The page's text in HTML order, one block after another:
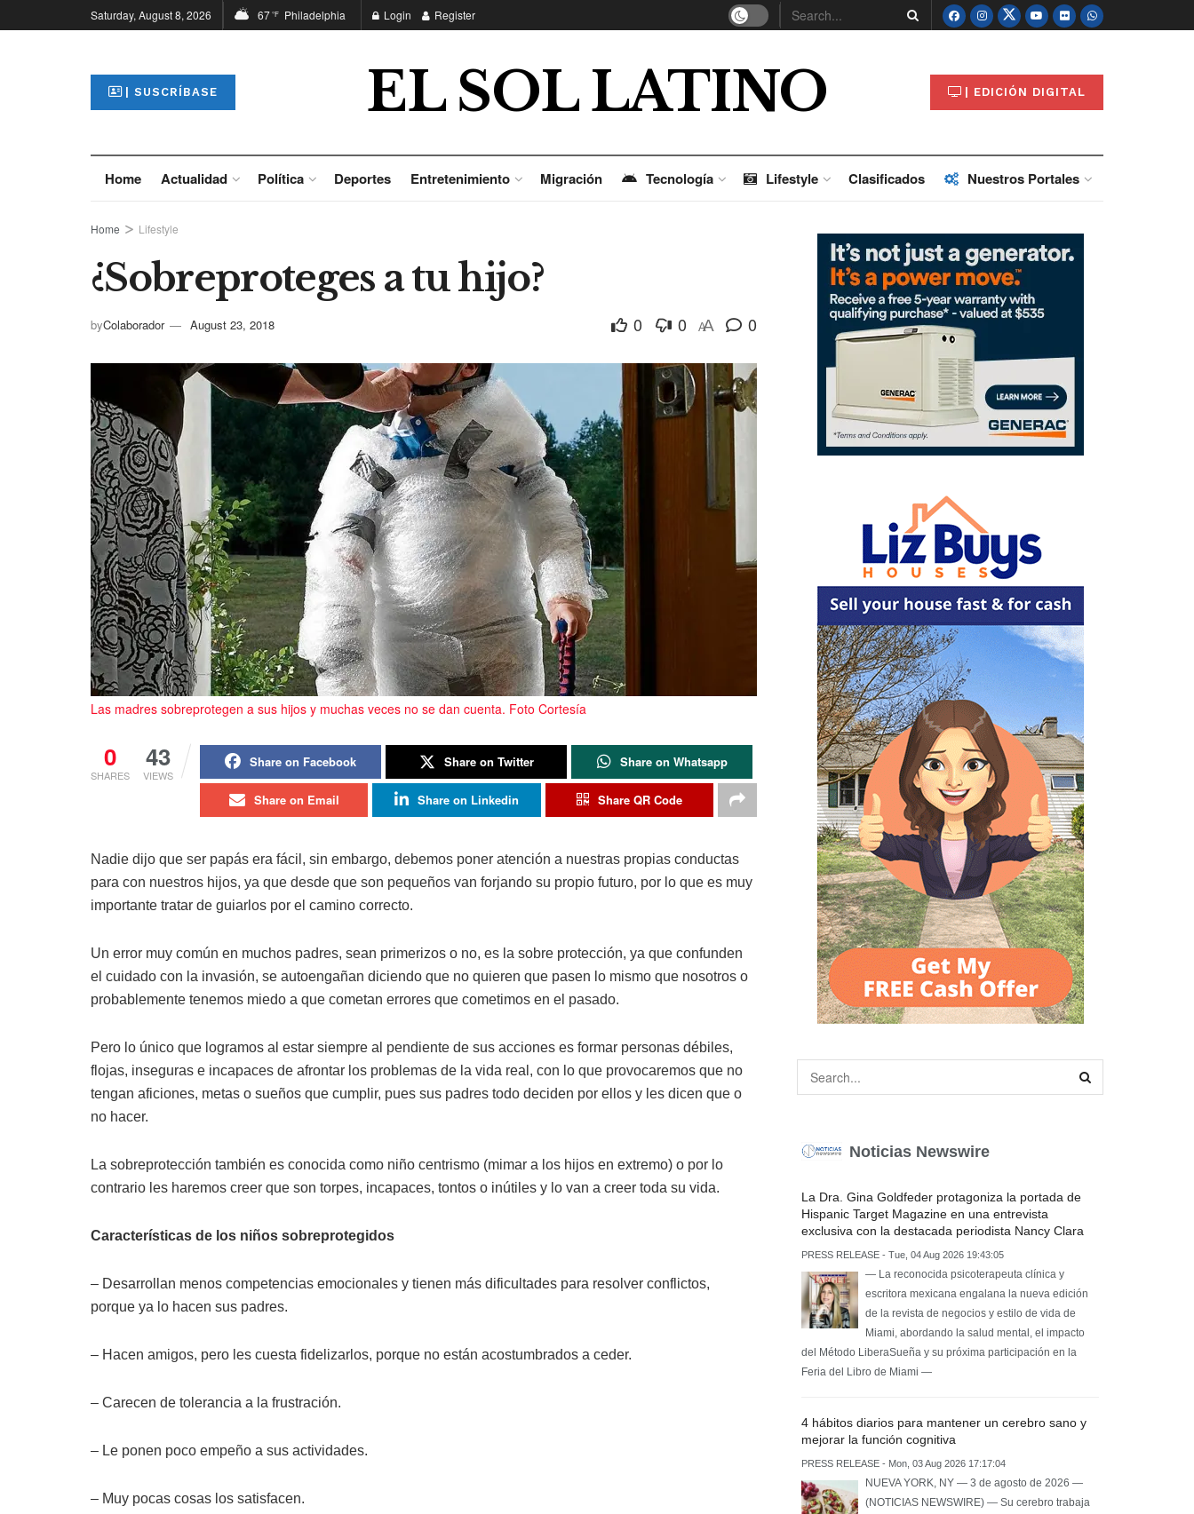
Saturday, August 8, 2026 67°F Philadelphia Login Register
| SUSCRÍBASE EL SOL LATINO | EDICIÓN DIGITAL
Home Actualidad Política Deportes Entretenimiento Migración Tecnología Lifestyle Clasificados Nuestros Portales
Home Lifestyle
¿Sobreproteges a tu hijo?
byColaborador August 23, 2018 0 0 AA 0
Las madres sobreprotegen a sus hijos y muchas veces no se dan cuenta. Foto Cortesía
0
SHARES
43
VIEWS
Share on Facebook Share on Twitter Share on Whatsapp
Share on Email Share on Linkedin Share QR Code
Nadie dijo que ser papás era fácil, sin embargo, debemos poner atención a nuestras propias conductas
para con nuestros hijos, ya que desde que son pequeños van forjando su propio futuro, por lo que es muy
importante tratar de guiarlos por el camino correcto.
Un error muy común en muchos padres, sean primerizos o no, es la sobre protección, ya que confunden
el cuidado con la invasión, se autoengañan diciendo que no quieren que pasen lo mismo que nosotros o
probablemente tenemos miedo a que cometan errores que cometimos en el pasado.
Pero lo único que logramos al estar siempre al pendiente de sus acciones es formar personas débiles,
flojas, inseguras e incapaces de afrontar los problemas de la vida real, con lo que provocaremos que no
tengan aficiones, metas o sueños que cumplir, pues sus padres todo deciden por ellos y les dicen que o
no hacer.
La sobreprotección también es conocida como niño centrismo (mimar a los hijos en extremo) o por lo
contrario les haremos creer que son torpes, incapaces, tontos o inútiles y lo van a creer toda su vida.
Características de los niños sobreprotegidos
– Desarrollan menos competencias emocionales y tienen más dificultades para resolver conflictos,
porque ya lo hacen sus padres.
– Hacen amigos, pero les cuesta fidelizarlos, porque no están acostumbrados a ceder.
– Carecen de tolerancia a la frustración.
– Le ponen poco empeño a sus actividades.
– Muy pocas cosas los satisfacen.
Noticias Newswire
La Dra. Gina Goldfeder protagoniza la portada de
Hispanic Target Magazine en una entrevista
exclusiva con la destacada periodista Nancy Clara
PRESS RELEASE - Tue, 04 Aug 2026 19:43:05
— La reconocida psicoterapeuta clínica y
escritora mexicana engalana la nueva edición
de la revista de negocios y estilo de vida de
Miami, abordando la salud mental, el impacto
del Método LiberaSueña y su próxima participación en la
Feria del Libro de Miami —
4 hábitos diarios para mantener un cerebro sano y
mejorar la función cognitiva
PRESS RELEASE - Mon, 03 Aug 2026 17:17:04
NUEVA YORK, NY — 3 de agosto de 2026 —
(NOTICIAS NEWSWIRE) — Su cerebro trabaja